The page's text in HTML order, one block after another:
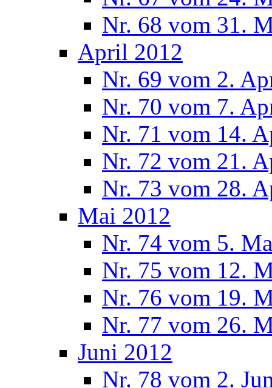
Nr. 68 vom 31.
April 2012
Nr. 69 vom 2.
Nr. 70 vom 7.
Nr. 71 vom 14.
Nr. 72 vom 21.
Nr. 73 vom 28.
Mai 2012
Nr. 74 vom 5.
Nr. 75 vom 12.
Nr. 76 vom 19.
Nr. 77 vom 26.
Juni 2012
Nr. 78 vom 2.